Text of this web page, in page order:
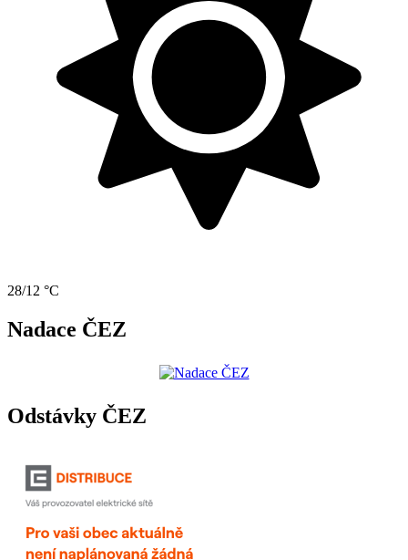
28/12 °C
Nadace ČEZ
Odstávky ČEZ